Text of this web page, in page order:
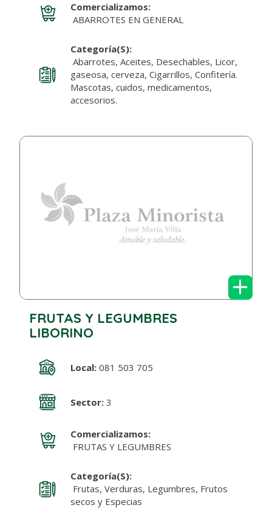
Comercializamos:
ABARROTES EN GENERAL
Categoría(s):
Abarrotes, Aceites, Desechables, Licor,
gaseosa, cerveza, Cigarrillos, Confitería.
Mascotas, cuidos, medicamentos,
accesorios.
+
FRUTAS Y LEGUMBRES
LIBORINO
Local:081 503 705
Sector:3
Comercializamos:
FRUTAS Y LEGUMBRES
Categoría(s):
Frutas, Verduras, Legumbres, Frutos
secos y Especias